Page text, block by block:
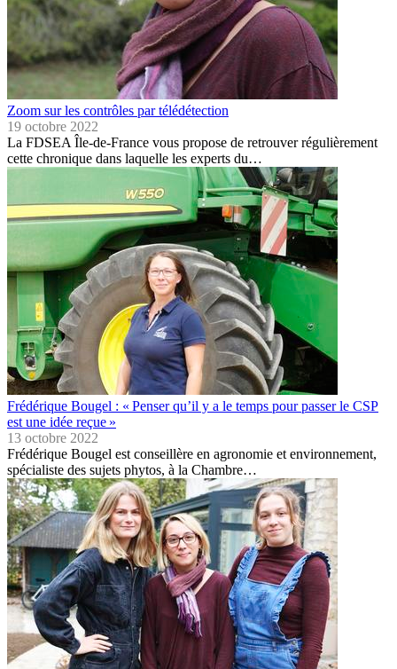
Zoom sur les contrôles par télédétection
19 octobre 2022
La FDSEA Île-de-France vous propose de retrouver régulièrement
cette chronique dans laquelle les experts du…
Frédérique Bougel : « Penser qu’il y a le temps pour passer le CSP
est une idée reçue »
13 octobre 2022
Frédérique Bougel est conseillère en agronomie et environnement,
spécialiste des sujets phytos, à la Chambre…